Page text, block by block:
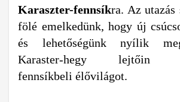
Karaszter-fennsíkra. Az
fölé emelkedünk, hogy új
és lehetőségünk nyílik
Karaster-hegy lejtőin
fennsíkbeli élővilágot.